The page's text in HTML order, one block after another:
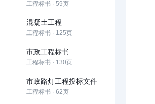
工程标书 · 59页
混凝土工程
工程标书 · 125页
市政工程标书
工程标书 · 130页
市政路灯工程投标文件
工程标书 · 62页